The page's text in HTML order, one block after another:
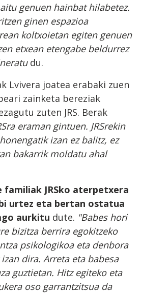
genuen hainbat hilabetez.
ginen espazioa
koltxoietan egiten genuen
etxean etengabe beldurrez
du.
Lvivera joatea erabaki zuen
zainketa bereziak
zuten JRS. Berak
eraman gintuen. JRSrekin
izan ez balitz, ez
bakarrik moldatu ahal
familiak JRSko aterpetxera
urtez eta bertan ostatua
aurkitu dute. "Babes hori
bizitza berrira egokitzeko
psikologikoa eta denbora
dira. Arreta eta babesa
guztietan. Hitz egiteko eta
oso garrantzitsua da